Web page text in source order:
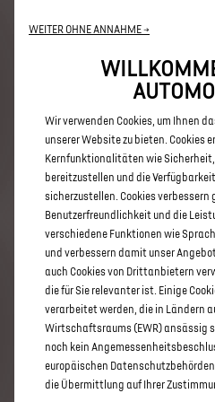
vollständig den
Testbedingungen
Kraftstoffverbrauch und die
gemessenen
Kraftstoffverbrauch und die
können je nach Ausrüstung,
Reifentyp variieren.
weiteren
Provisorischer Zielwert
Testzyklus:
93.6 g CO2/km.
Durchschnitt aller erstmals
Personenwagen:
111 g CO2/km.
WEITER OHNE ANNAHME →
Wir verwenden Cookies, um Ihnen
unserer Website zu bieten. Cookies
Kernfunktionalitäten wie
bereitzustellen und die
sicherzustellen. Cookies verbessern
Benutzerfreundlichkeit und die
verschiedene Funktionen wie
und verbessern damit unser
auch Cookies von Drittanbietern
die für Sie relevanter ist. Einige
verarbeitet werden, die in Ländern
Wirtschaftsraums (EWR) ansässig
noch kein
europäischen
die Übermittlung auf Ihrer